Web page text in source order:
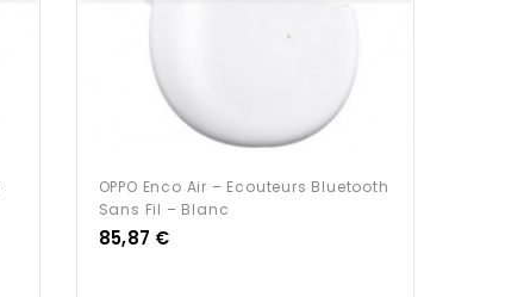
OPPO Enco Air – Ecouteurs Bluetooth
Sans Fil – Blanc
Prix
85,87 €